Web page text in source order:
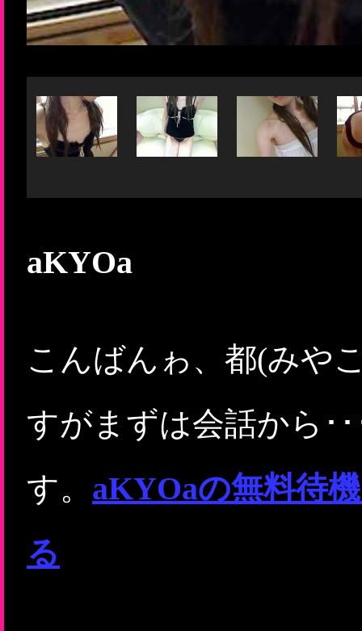
aKYOa
こんばんゎ、都(みや
すがまずは会話から･
す。 aKYOaの無料待
る